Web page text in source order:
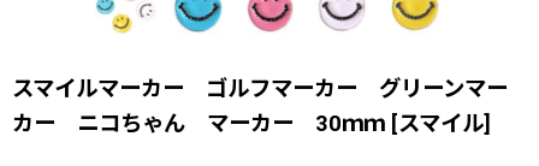
スマイルマーカー ゴルフマーカー グリーンマー
カー ニコちゃん マーカー 30ｍｍ [スマイル]